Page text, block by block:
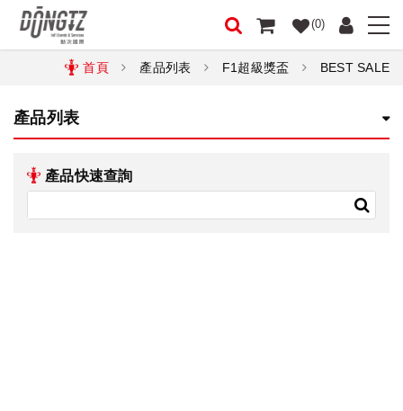
(0)
首頁 產品列表 F1超級獎盃 BEST SALE
產品列表
產品快速查詢